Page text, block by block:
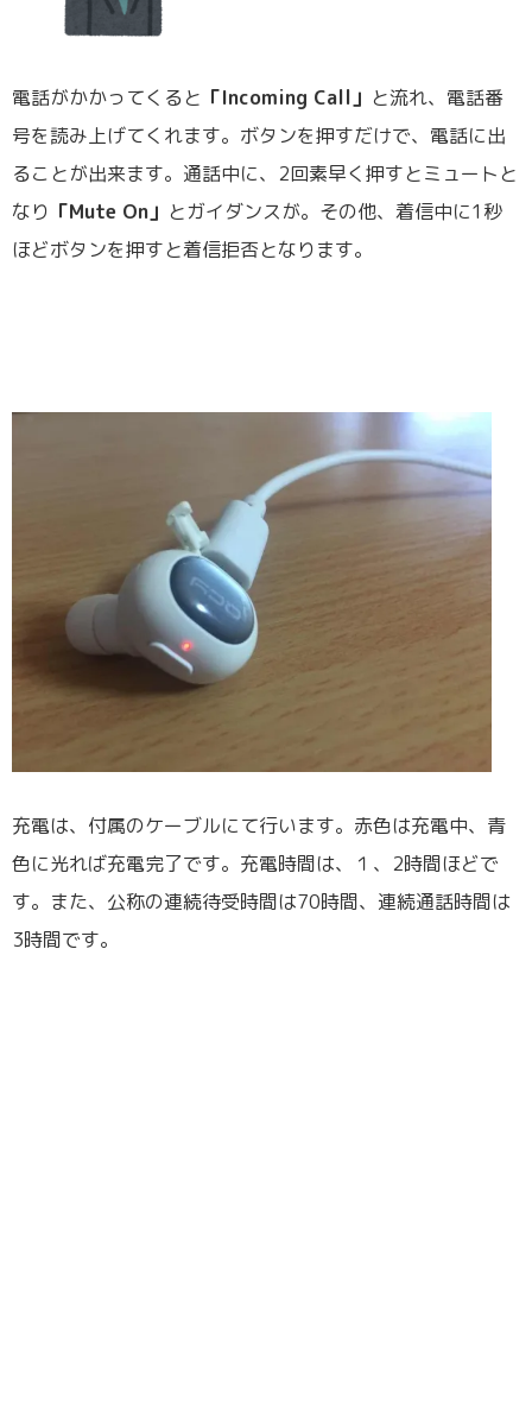
電話がかかってくると 「Incoming Call」 と流れ、電話番
号を読み上げてくれます。ボタンを押すだけで、電話に出
ることが出来ます。通話中に、2回素早く押すとミュートと
なり 「Mute On」 とガイダンスが。その他、着信中に1秒
ほどボタンを押すと着信拒否となります。
充電は、付属のケーブルにて行います。赤色は充電中、青
色に光れば充電完了です。充電時間は、１、2時間ほどで
す。また、公称の連続待受時間は70時間、連続通話時間は
3時間です。